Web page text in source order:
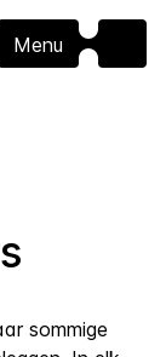
Menu
sommige